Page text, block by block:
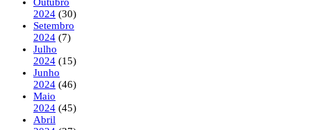
2024 (30)
Setembro
2024 (7)
Julho
2024 (15)
Junho
2024 (46)
Maio
2024 (45)
Abril